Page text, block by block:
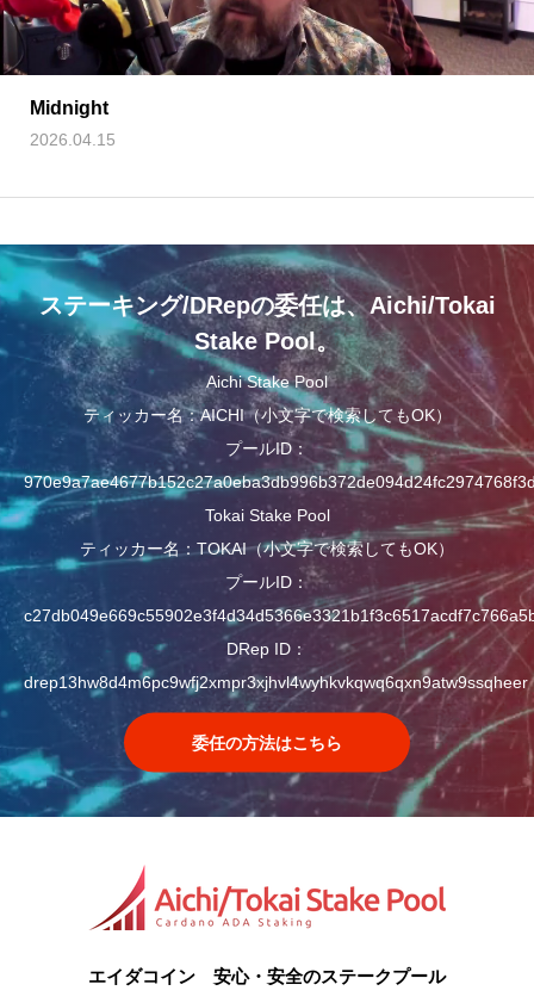
Midnight
2026.04.15
ステーキング/DRepの委任は、Aichi/Tokai
Stake Pool。
Aichi Stake Pool
ティッカー名：AICHI（小文字で検索してもOK）
プールID：
Tokai Stake Pool
ティッカー名：TOKAI（小文字で検索してもOK）
プールID：
DRep ID：
drep13hw8d4m6pc9wfj2xmpr3xjhvl4wyhkvkqwq6qxn9atw9ssqheer
委任の方法はこちら
エイダコイン 安心・安全のステークプール